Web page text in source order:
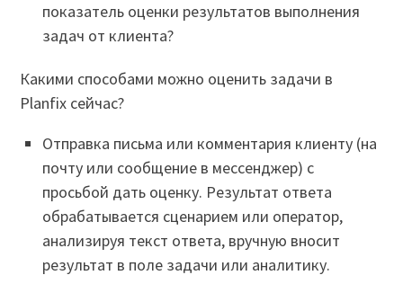
показатель оценки результатов выполнения
задач от клиента?
Какими способами можно оценить задачи в
Planfix сейчас?
Отправка письма или комментария клиенту (на
почту или сообщение в мессенджер) с
просьбой дать оценку. Результат ответа
обрабатывается сценарием или оператор,
анализируя текст ответа, вручную вносит
результат в поле задачи или аналитику.